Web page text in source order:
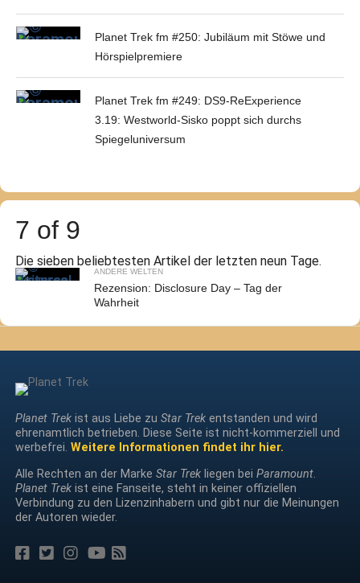
Planet Trek fm #250: Jubiläum mit Stöwe und
Hörspielpremiere
Planet Trek fm #249: DS9-ReExperience
3.19: Westworld-Sisko poppt sich durchs
Spiegeluniversum
7 of 9
Die sieben beliebtesten Artikel der letzten neun Tage.
ANDERE WELTEN
Rezension: Disclosure Day – Tag der
Wahrheit
Planet Trekist aus Liebe zu Star Trekentstanden und wird
ehrenamtlich betrieben. Diese Seite ist nicht-kommerziell und
werbefrei. Weitere Informationen findet ihr hier.
Alle Rechten an der Marke Star Trekliegen bei Paramount.
Planet Trekist eine Fanseite, steht in keiner offiziellen
Verbindung zu den Lizenzinhabern und gibt nur die Meinungen
der Autoren wieder.